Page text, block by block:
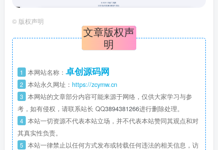
© 版权声明
文章版权声
明
1 本网站名称： 卓创源码网
2 本站永久网址： https://zcymw.cn
3 本网站的文章部分内容可能来源于网络，仅供大家学习与参
考，如有侵权，请联系站长 QQ3894381266进行删除处理。
4 本站一切资源不代表本站立场，并不代表本站赞同其观点和对
其真实性负责。
5 本站一律禁止以任何方式发布或转载任何违法的相关信息，访